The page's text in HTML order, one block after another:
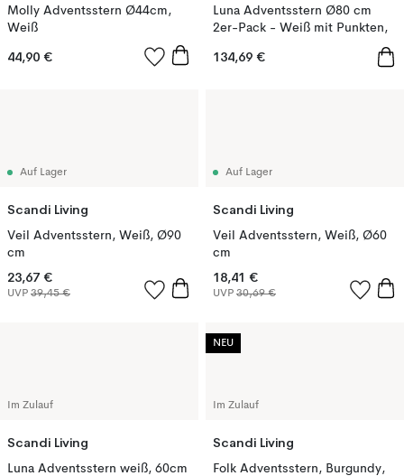
Molly Adventsstern Ø44cm,
Weiß
44,90 €
Luna Adventsstern Ø80 cm
2er-Pack - Weiß mit Punkten,
134,69 €
Auf Lager
Scandi Living
Veil Adventsstern, Weiß, Ø90
cm
23,67 €
UVP 39,45 €
Auf Lager
Scandi Living
Veil Adventsstern, Weiß, Ø60
cm
18,41 €
UVP 30,69 €
Im Zulauf
Scandi Living
Luna Adventsstern weiß, 60cm
Im Zulauf
Scandi Living
Folk Adventsstern, Burgundy,
NEU